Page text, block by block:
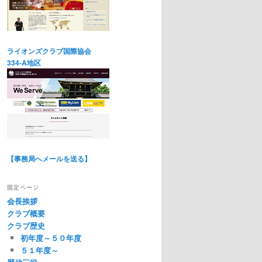
ライオンズクラブ国際協会
334-A地区
【事務局へメールを送る】
固定ページ
会長挨拶
クラブ概要
クラブ歴史
初年度～５０年度
５１年度～